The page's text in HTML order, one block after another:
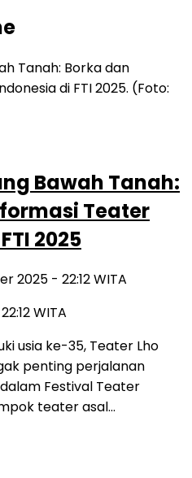
Bawah Tanah:
Teater
2025
2025 - 22:12 WITA
WITA
usia ke-35, Teater Lho
penting perjalanan
Festival Teater
teater asal…